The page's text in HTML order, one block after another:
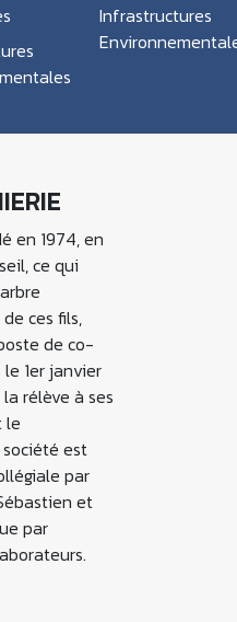
Infrastructures
en 1974, en
ce qui
ces fils,
de co-
le 1er janvier
rélève à ses
le
est
par
et
par